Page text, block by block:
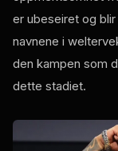
er ubeseiret og
navnene i
den kampen som
dette stadiet.